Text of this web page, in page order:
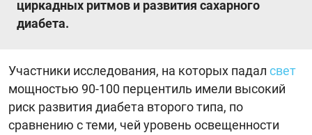
циркадных ритмов и развития сахарного
диабета.
Участники исследования, на которых падал свет
мощностью 90-100 перцентиль имели высокий
риск развития диабета второго типа, по
сравнению с теми, чей уровень освещенности